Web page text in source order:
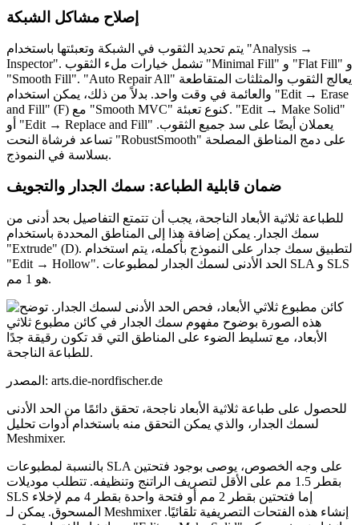
إصلاح مشاكل الشبكة
يتم تحديد الثقوب في الشبكة وتعبئتها باستخدام "Analysis →
Inspector". تشمل خيارات ملء الثقوب "Minimal Fill" و "Flat Fill" و
"Smooth Fill". "Auto Repair All" يعالج الثقوب والمثلثات المتقاطعة
والعائمة في وقت واحد. بدلاً من ذلك، يمكن استخدام "Edit → Erase
and Fill" (F) مع "Smooth MVC" كنوع تعبئة. "Edit → Make Solid"
أو "Edit → Replace and Fill" يعملان أيضًا على سد جميع الثقوب.
تساعد فرشاة النحت "RobustSmooth" على دمج المناطق المصلحة
بسلاسة في النموذج.
ضمان قابلية الطباعة: سمك الجدار والتجويف
للطباعة ثلاثية الأبعاد الناجحة، يجب أن تتمتع التفاصيل بحد أدنى من
سمك الجدار. يمكن إضافة هذا إلى المناطق المحددة باستخدام
"Extrude" (D). لتطبيق سمك جدار على النموذج بأكمله، يتم استخدام
"Edit → Hollow". الحد الأدنى لسمك الجدار لمطبوعات SLA و SLS
هو 1 مم.
المصدر: arts.die-nordfischer.de
للحصول على طباعة ثلاثية الأبعاد ناجحة، تحقق دائمًا من الحد الأدنى
لسمك الجدار، والذي يمكن التحقق منه باستخدام أدوات تحليل
Meshmixer.
بالنسبة لمطبوعات SLA على وجه الخصوص، يوصى بوجود فتحتين
بقطر 1.5 مم على الأقل لتصريف الراتنج وتنظيفه. تتطلب موديلات
SLS إما فتحتين بقطر 2 مم أو فتحة واحدة بقطر 4 مم لإخلاء
المسحوق. يمكن لـ Meshmixer إنشاء هذه الفتحات التصريفية تلقائيًا.